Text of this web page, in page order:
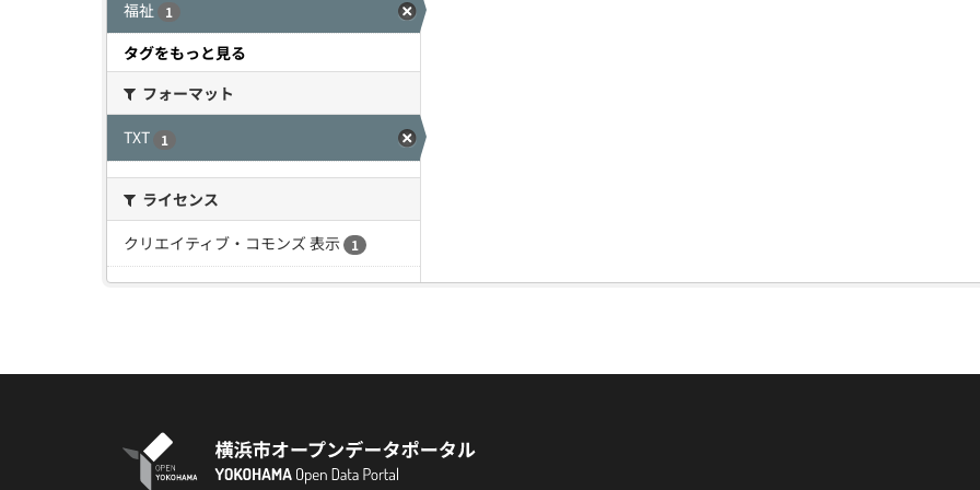
福祉 1
タグをもっと見る
フォーマット
TXT
1
ライセンス
クリエイティブ・コモンズ 表示
1